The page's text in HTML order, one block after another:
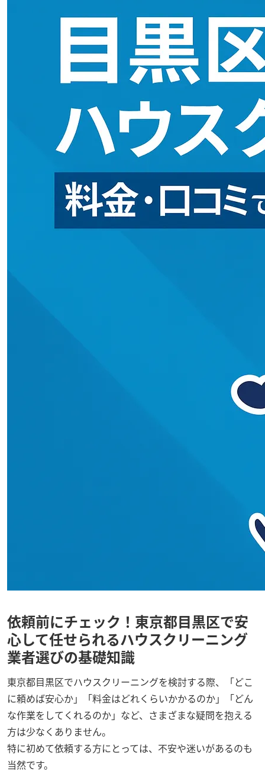
依頼前にチェック！東京都目黒区で安
心して任せられるハウスクリーニング
業者選びの基礎知識
東京都目黒区でハウスクリーニングを検討する際、「どこ
に頼めば安心か」「料金はどれくらいかかるのか」「どん
な作業をしてくれるのか」など、さまざまな疑問を抱える
方は少なくありません。
特に初めて依頼する方にとっては、不安や迷いがあるのも
当然です。